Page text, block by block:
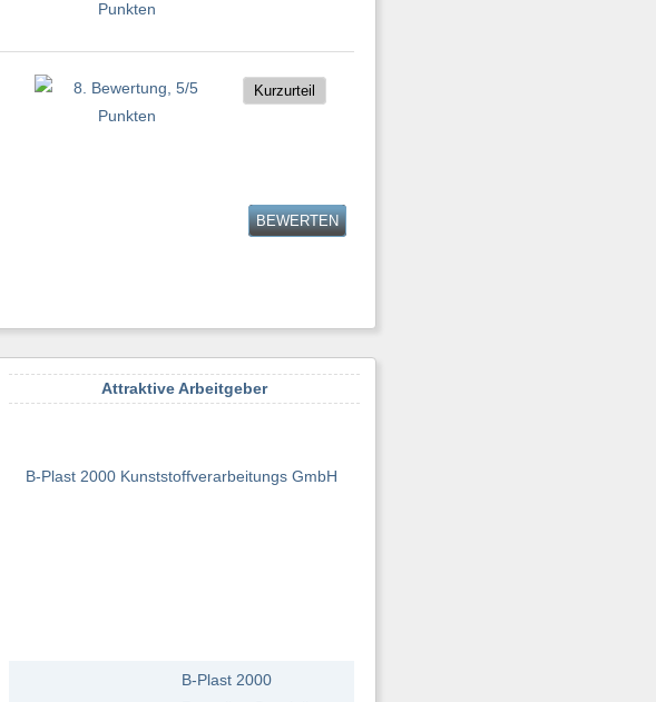
Kurzurteil
BEWERTEN
Attraktive Arbeitgeber
B-Plast 2000 Kunststoffverarbeitungs GmbH
B-Plast 2000